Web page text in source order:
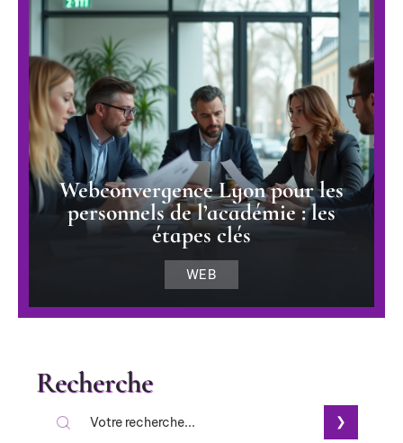
Webconvergence Lyon pour les
personnels de l’académie : les
étapes clés
WEB
Recherche